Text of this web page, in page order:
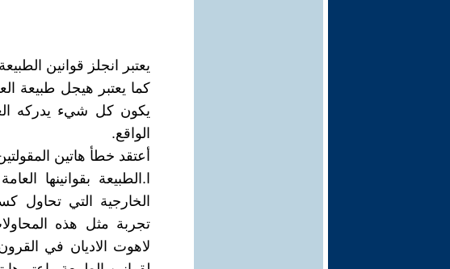
يعتبر انجلز قوانين
كما يعتبر هيجل طبيعة
يكون كل شيء يدركه
الواقع.
أعتقد خطأ هاتين
ا.الطبيعة بقوانينها
الخارجية التي تحاول
تجربة مثل هذه
لاهوت الاديان في